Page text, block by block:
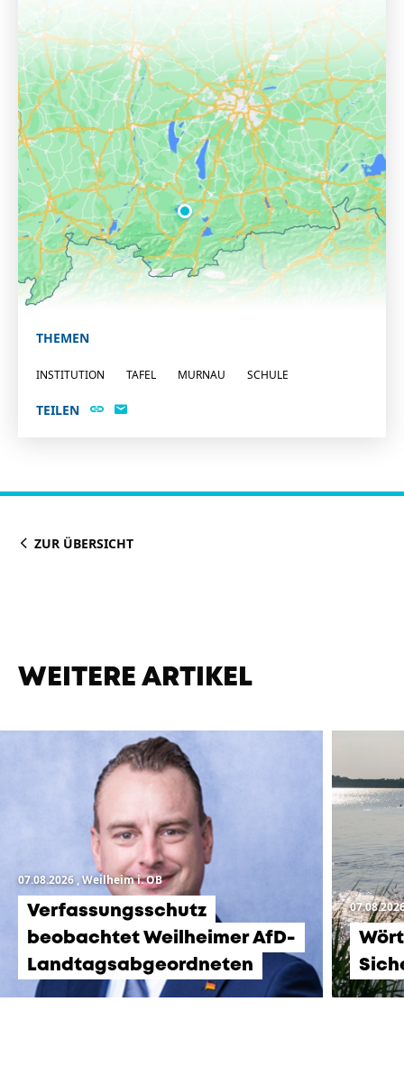
THEMEN
INSTITUTION TAFEL MURNAU SCHULE
TEILEN
ZUR ÜBERSICHT
WEITERE ARTIKEL
07.08.2026, Weilheim i. OB
Verfassungsschutz
beobachtet Weilheimer AfD-
Landtagsabgeordneten